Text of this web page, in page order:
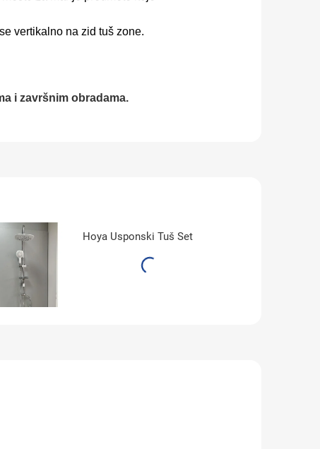
vertikalno na zid tuš zone.
i završnim obradama.
Hoya Usponski Tuš Set